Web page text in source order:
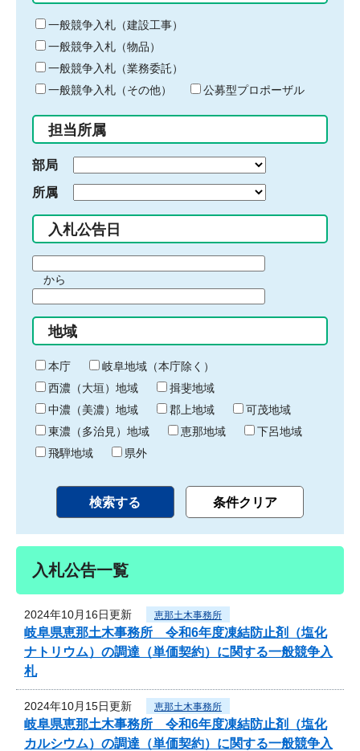
る
キ
ー
ワ
ー
ド
入
力
一般競争入札（建設工事）
一般競争入札（物品）
一般競争入札（業務委託）
一般競争入札（その他）
公募型プロポーザル
担当所属
部局
所属
入札公告日
間
始
り
から
間
終
わ
り
地域
本庁
岐阜地域（本庁除く）
西濃（大垣）地域
揖斐地域
中濃（美濃）地域
郡上地域
可茂地域
東濃（多治見）地域
恵那地域
下呂地域
飛騨地域
県外
入札公告一覧
2024年10月16日更新 恵那土木事務所
岐阜県恵那土木事務所 令和6年度凍結防止剤（塩化
ナトリウム）の調達（単価契約）に関する一般競争入
札
2024年10月15日更新 恵那土木事務所
岐阜県恵那土木事務所 令和6年度凍結防止剤（塩化
カルシウム）の調達（単価契約）に関する一般競争入